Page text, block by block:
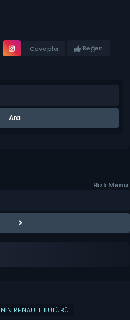
Cevapla Beğen
Hızlı Menü:
RENAULT KULÜBÜ